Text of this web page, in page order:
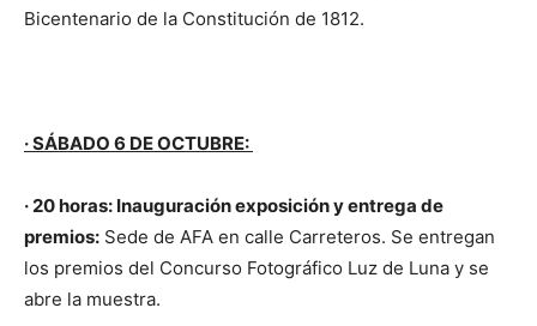
Bicentenario de la Constitución de 1812.
· SÁBADO 6 DE OCTUBRE:
· 20 horas: Inauguración exposición y entrega de
premios: Sede de AFA en calle Carreteros. Se entregan
los premios del Concurso Fotográfico Luz de Luna y se
abre la muestra.